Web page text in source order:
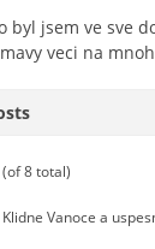
byl jsem ve sve
veci na
8 total)
Vanoce a